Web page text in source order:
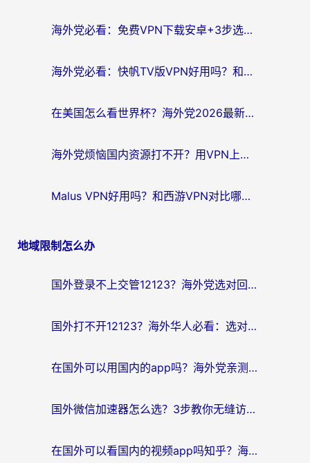
海外党必看：免费VPN下载安卓+3步选对国外到国内加速器，无缝刷国内资源
海外党必看：快帆TV版VPN好用吗？和斧牛手游VPN对比哪个回国效果更好？附电脑翻墙回国实用技巧
在美国怎么看世界杯？海外党2026最新回国加速器指南：从影音到游戏全搞定
海外党烦恼国内资源打不开？用VPN上海节点+这几点，轻松搞定回国加速！
Malus VPN好用吗？和西游VPN对比哪个回国效果更好？海外党亲测后的真实选择
地域限制怎么办
国外登录不上交管12123？海外党选对回国加速器，无缝访问国内资源不发愁
国外打不开12123？海外华人必看：选对回国加速器，无缝访问国内资源
在国外可以用国内的app吗？海外党亲测有效的回国加速方案
国外微信加速器怎么选？3步教你无缝访问国内资源（附避坑指南）
在国外可以看国内的视频app吗知乎？海外党亲测有效的追剧解决方案